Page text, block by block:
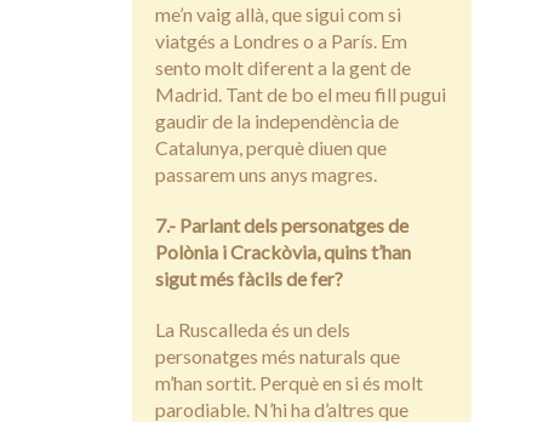
me’n vaig allà, que sigui com si
viatgés a Londres o a París. Em
sento molt diferent a la gent de
Madrid. Tant de bo el meu fill pugui
gaudir de la independència de
Catalunya, perquè diuen que
passarem uns anys magres.
7.- Parlant dels personatges de
Polònia i Crackòvia, quins t’han
sigut més fàcils de fer?
La Ruscalleda és un dels
personatges més naturals que
m’han sortit. Perquè en si és molt
parodiable. N’hi ha d’altres que